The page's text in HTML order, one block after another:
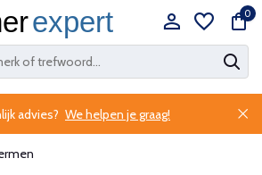
0
advies? We helpen je graag!